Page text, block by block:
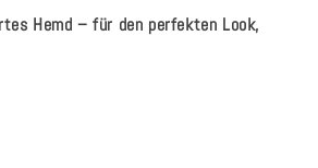
Hemd – für den perfekten Look,